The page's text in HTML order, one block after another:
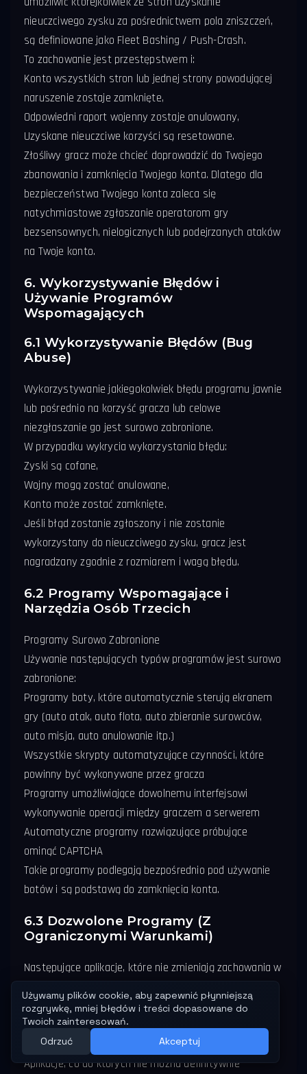
nieuczciwego zysku za pośrednictwem pola zniszczeń,
są definiowane jako Fleet Bashing / Push-Crash.
To zachowanie jest przestępstwem i:
Konto wszystkich stron lub jednej strony powodującej
naruszenie zostaje zamknięte,
Odpowiedni raport wojenny zostaje anulowany,
Uzyskane nieuczciwe korzyści są resetowane.
Złośliwy gracz może chcieć doprowadzić do Twojego
zbanowania i zamknięcia Twojego konta. Dlatego dla
bezpieczeństwa Twojego konta zaleca się
natychmiastowe zgłaszanie operatorom gry
bezsensownych, nielogicznych lub podejrzanych ataków
na Twoje konto.
6. Wykorzystywanie Błędów i
Używanie Programów
Wspomagających
6.1 Wykorzystywanie Błędów (Bug
Abuse)
Wykorzystywanie jakiegokolwiek błędu programu jawnie
lub pośrednio na korzyść gracza lub celowe
niezgłaszanie go jest surowo zabronione.
W przypadku wykrycia wykorzystania błędu:
Zyski są cofane,
Wojny mogą zostać anulowane,
Konto może zostać zamknięte.
Jeśli błąd zostanie zgłoszony i nie zostanie
wykorzystany do nieuczciwego zysku, gracz jest
nagradzany zgodnie z rozmiarem i wagą błędu.
6.2 Programy Wspomagające i
Narzędzia Osób Trzecich
Programy Surowo Zabronione
Używanie następujących typów programów jest surowo
zabronione:
Programy boty, które automatycznie sterują ekranem
gry (auto atak, auto flota, auto zbieranie surowców,
auto misja, auto anulowanie itp.)
Wszystkie skrypty automatyzujące czynności, które
powinny być wykonywane przez gracza
Programy umożliwiające dowolnemu interfejsowi
wykonywanie operacji między graczem a serwerem
Automatyczne programy rozwiązujące próbujące
ominąć CAPTCHA
Takie programy podlegają bezpośrednio pod używanie
botów i są podstawą do zamknięcia konta.
6.3 Dozwolone Programy (Z
Ograniczonymi Warunkami)
Następujące aplikacje, które nie zmieniają zachowania w
Oprogramowanie do nagrywania wideo z ekranu
Ręczne odświeżanie ekranu Radaru / Galaktyki za
pomocą własnej przeglądarki gracza
Aplikacje, co do których nie można definitywnie